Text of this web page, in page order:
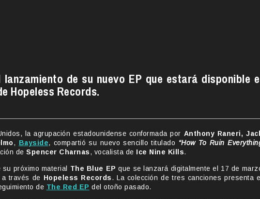
de su nuevo EP que estará disponible
Hopeless Records.
la agrupación estadounidense conformada por Anthony Raneri,
, Bayside, compartió su nuevo sencillo titulado “How To Ruin
de Spencer Charnas, vocalista de Ice Nine Kills.
próximo material The Blue EP que se lanzará digitalmente el 17 de
través de Hopeless Records. La colección de tres canciones presenta
de The Red EP del otoño pasado.